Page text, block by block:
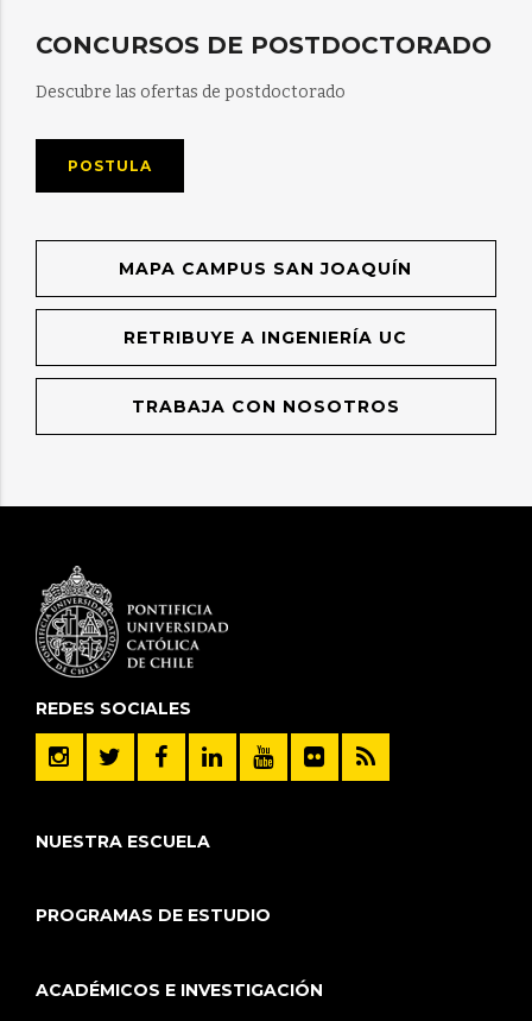
CONCURSOS DE POSTDOCTORADO
Descubre las ofertas de postdoctorado
POSTULA
MAPA CAMPUS SAN JOAQUÍN
RETRIBUYE A INGENIERÍA UC
TRABAJA CON NOSOTROS
REDES SOCIALES
NUESTRA ESCUELA
PROGRAMAS DE ESTUDIO
ACADÉMICOS E INVESTIGACIÓN